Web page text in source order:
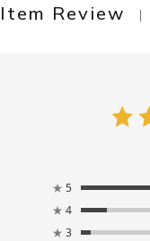
Item Review
★ 5
★ 4
★ 3